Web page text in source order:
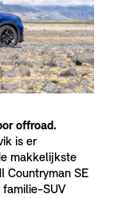
offroad.
is er
makkelijkste
Countryman SE
SUV